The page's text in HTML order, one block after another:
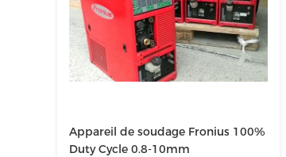
Appareil de soudage Fronius 100%
Duty Cycle 0.8-10mm